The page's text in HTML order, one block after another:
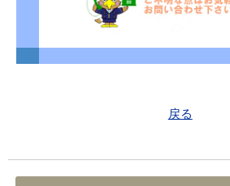
戻る